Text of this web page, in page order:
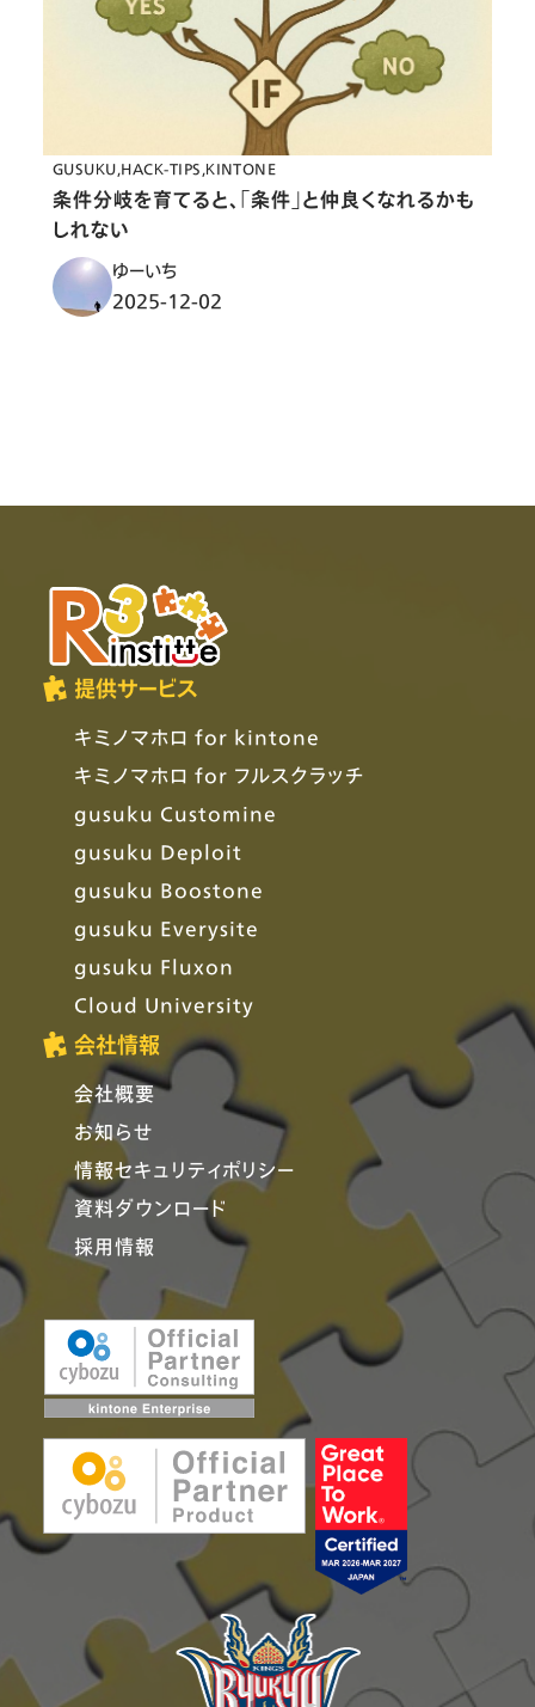
GUSUKU HACK-TIPS KINTONE
条件分岐を育てると、「条件」と仲良くなれるかも
しれない
ゆーいち
2025-12-02
提供サービス
キミノマホロ for kintone
キミノマホロ for フルスクラッチ
gusuku Customine
gusuku Deploit
gusuku Boostone
gusuku Everysite
gusuku Fluxon
Cloud University
会社情報
会社概要
お知らせ
情報セキュリティポリシー
資料ダウンロード
採用情報